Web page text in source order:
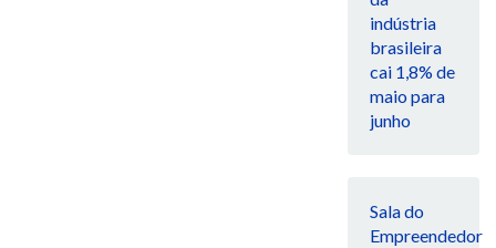
indústria
brasileira
cai 1,8% de
maio para
junho
Sala do
Empreendedor